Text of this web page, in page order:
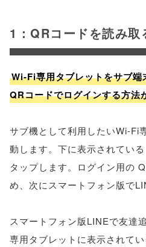
1：QRコードを読み取
Wi-Fi専用タブレットをサブ
QRコードでログインする方法
サブ機として利用したいWi-Fi
動します。下に表示されてい
タップします。ログイン用の
め、次にスマートフォン版で
スマートフォン版LINEで友達
専用タブレットに表示されて